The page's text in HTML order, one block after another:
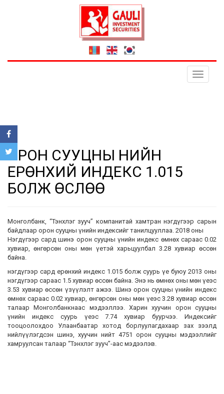
Toggle
ОРОН СУУЦНЫ ҮНИЙН
ЕРӨНХИЙ ИНДЕКС 1.015
БОЛЖ ӨСЛӨӨ
Монголбанк, “Тэнхлэг зууч” компанитай хамтран нэгдүгээр сарын
байдлаар орон сууцны үнийн индексийг танилцууллаа. 2018 оны
Нэгдүгээр сард шинэ орон сууцны үнийн индекс өмнөх сараас 0.02
хувиар, өнгөрсөн оны мөн үетэй харьцуулбал 3.28 хувиар өссөн
байна.
нэгдүгээр сард ерөнхий индекс 1.015 болж суурь үе буюу 2013 оны
нэгдүгээр сараас 1.5 хувиар өссөн байна. Энэ нь өмнөх оны мөн үеэс
3.53 хувиар өссөн үзүүлэлт ажээ. Шинэ орон сууцны үнийн индекс
өмнөх сараас 0.02 хувиар, өнгөрсөн оны мөн үеэс 3.28 хувиар өссөн
талаар Монголбанкнаас мэдээллээ. Харин хуучин орон сууцны
үнийн индекс суурь үеэс 7.74 хувиар буурчээ. Индексийг
тооцоолохдоо Улаанбаатар хотод борлуулагдахаар зах зээлд
нийлүүлэгдсэн шинэ, хуучин нийт 4751 орон сууцны мэдээллийг
хамруулсан талаар “Тэнхлэг зууч”-аас мэдээлэв.